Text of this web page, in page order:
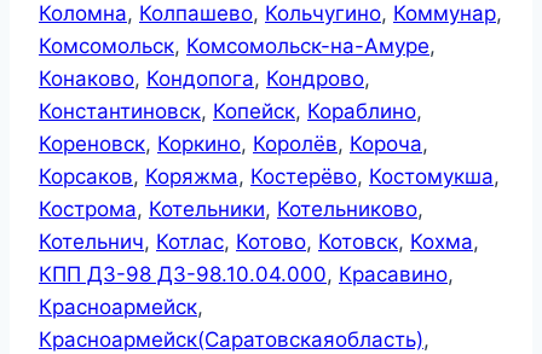
Коломна, Колпашево, Кольчугино, Коммунар,
Комсомольск, Комсомольск-на-Амуре,
Конаково, Кондопога, Кондрово,
Константиновск, Копейск, Кораблино,
Кореновск, Коркино, Королёв, Короча,
Корсаков, Коряжма, Костерёво, Костомукша,
Кострома, Котельники, Котельниково,
Котельнич, Котлас, Котово, Котовск, Кохма,
КПП ДЗ-98 ДЗ-98.10.04.000, Красавино,
Красноармейск,
Красноармейск(Саратовскаяобласть),